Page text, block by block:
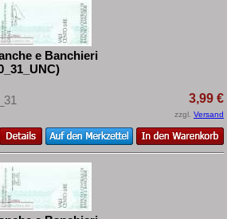
e Banchieri
3,99 €
zzgl. Versand